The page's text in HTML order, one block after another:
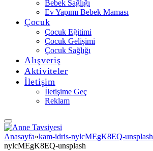
Bebek Sağlığı
Ev Yapımı Bebek Maması
Çocuk
Çocuk Eğitimi
Çocuk Gelişimi
Çocuk Sağlığı
Alışveriş
Aktiviteler
İletişim
İletişime Geç
Reklam
Anasayfa»kam-idris-nylcMEgK8EQ-unsplash
nylcMEgK8EQ-unsplash